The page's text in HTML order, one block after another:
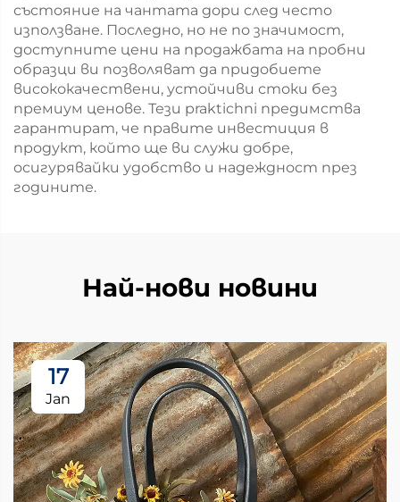
състояние на чантата дори след често
използване. Последно, но не по значимост,
доступните цени на продажбата на пробни
образци ви позволяват да придобиете
висококачествени, устойчиви стоки без
премиум ценове. Тези praktichni предимства
гарантират, че правите инвестиция в
продукт, който ще ви служи добре,
осигурявайки удобство и надеждност през
годините.
Най-нови новини
17
Jan